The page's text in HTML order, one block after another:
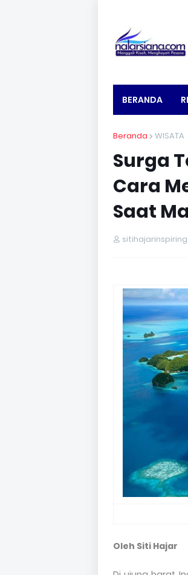
BERANDA
Beranda WISATA
Surga
Cara
Saat
sitihajarinspiring
Oleh Siti Hajar